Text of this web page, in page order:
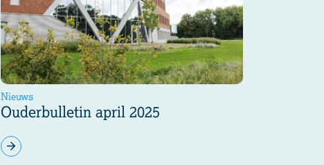
Nieuws
Ouderbulletin april 2025